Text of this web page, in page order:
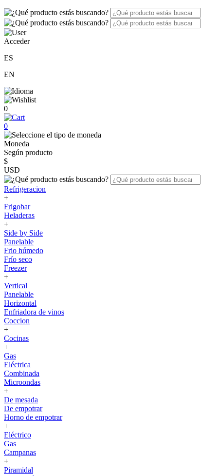
Acceder
ES
EN
0
0
Moneda
Según producto
$
USD
Refrigeracion
+
Frigobar
Heladeras
+
Side by Side
Panelable
Frio húmedo
Frío seco
Freezer
+
Vertical
Panelable
Horizontal
Enfriadora de vinos
Coccion
+
Cocinas
+
Gas
Eléctrica
Combinada
Microondas
+
De mesada
De empotrar
Horno de empotrar
+
Eléctrico
Gas
Campanas
+
Piramidal